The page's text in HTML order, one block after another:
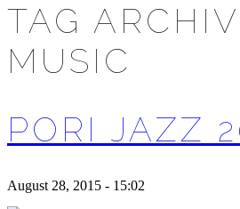
TAG
MUSIC
PORI JAZZ
August 28, 2015 - 15:02